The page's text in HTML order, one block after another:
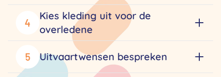
4
Kies kleding uit voor de
overledene
5 Uitvaartwensen bespreken